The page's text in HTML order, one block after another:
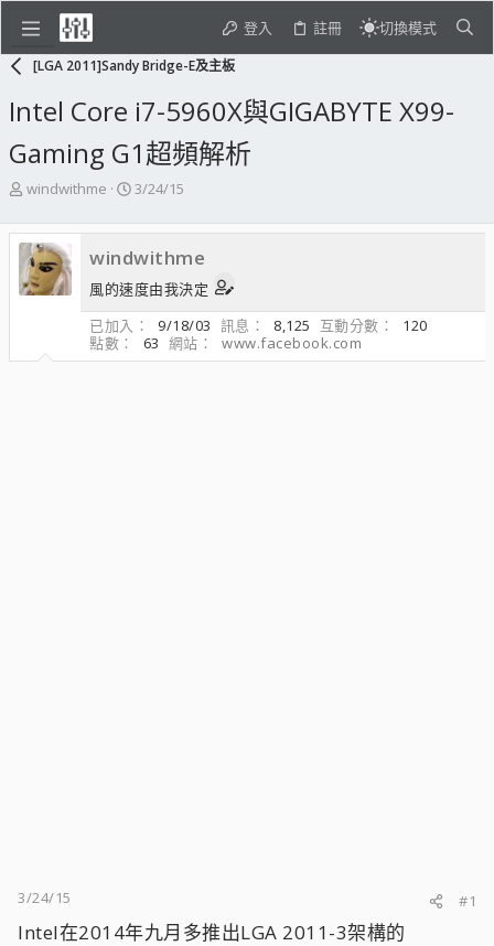
登入 註冊 切換模式
[LGA 2011]Sandy Bridge-E及主板
Intel Core i7-5960X與GIGABYTE X99-
Gaming G1超頻解析
主
發
起
人
windwithme
開
日
期
3/24/15
windwithme
風的速度由我決定
已加入
9/18/03 訊息 8,125 互動分數
120
點數
63 網站 www.facebook.com
3/24/15 #1
Intel在2014年九月多推出LGA 2011-3架構的